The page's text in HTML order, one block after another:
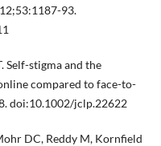
93.
Self-stigma and the
compared to face-to-
doi:10.1002/jclp.22622
DC, Reddy M, Kornfield